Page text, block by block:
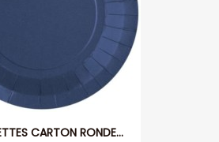
CARTON RONDE...